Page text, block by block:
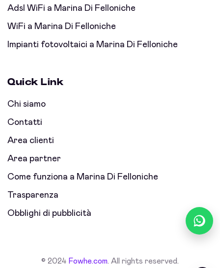
Adsl WiFi a Marina Di Felloniche
WiFi a Marina Di Felloniche
Impianti fotovoltaici a Marina Di Felloniche
Quick Link
Chi siamo
Contatti
Area clienti
Area partner
Come funziona a Marina Di Felloniche
Trasparenza
Obblighi di pubblicità
© 2024 Fowhe.com. All rights reserved.